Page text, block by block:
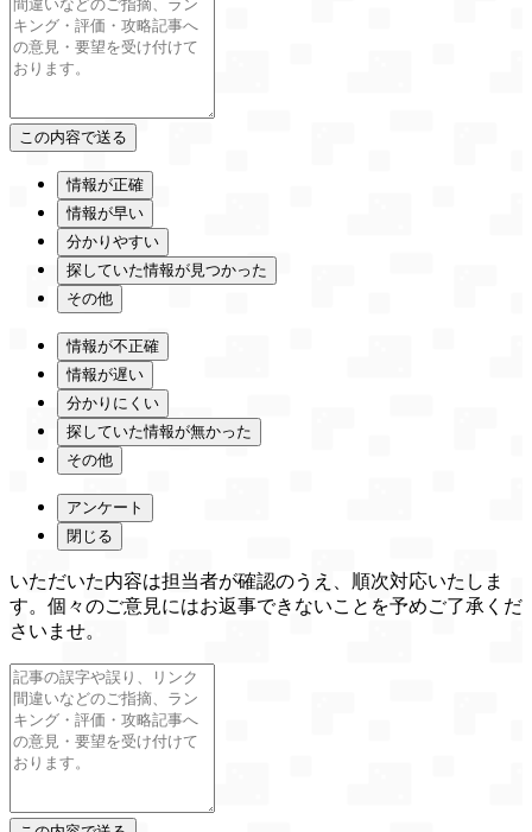
情報が正確
情報が早い
分かりやすい
探していた情報が見つかった
その他
情報が不正確
情報が遅い
分かりにくい
探していた情報が無かった
その他
アンケート
閉じる
いただいた内容は担当者が確認のうえ、順次対応いたしま
す。個々のご意見にはお返事できないことを予めご了承くだ
さいませ。